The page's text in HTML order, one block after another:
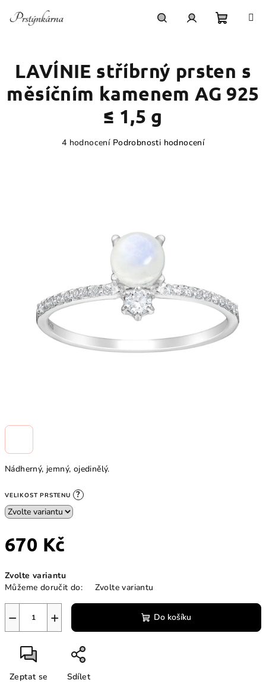
košík
Nádherný, jemný, ojedinělý.
VELIKOST PRSTENU ?
670 Kč
cena:
Zvolte variantu
Můžeme doručit do:
Zvolte variantu
+
− Do košíku
Zeptat se Sdílet
LAVÍNIE stříbrný prsten s
měsíčním kamenem AG 925
≤ 1,5 g
4 hodnocení Podrobnosti hodnocení